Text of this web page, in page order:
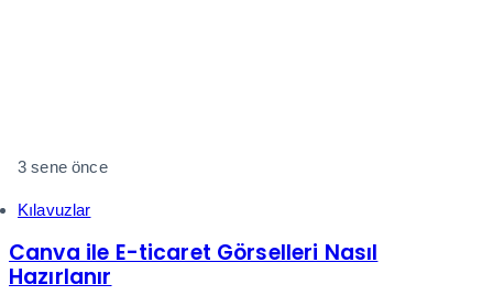
3 sene önce
Kılavuzlar
Canva ile E-ticaret Görselleri Nasıl
Hazırlanır